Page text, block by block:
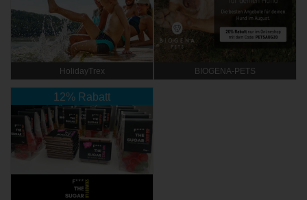
HolidayTrex BIOGENA-PETS
12% Rabatt